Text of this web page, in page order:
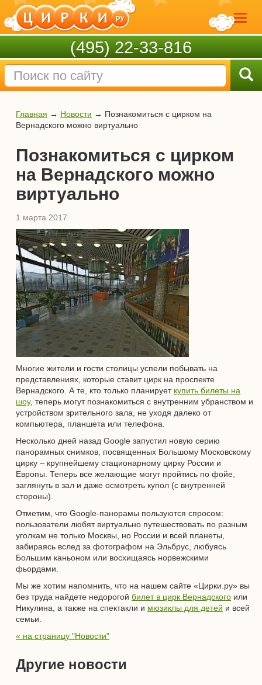
(495) 22-33-816
Главная → Новости → Познакомиться с цирком на
Вернадского можно виртуально
Познакомиться с цирком
на Вернадского можно
виртуально
1 марта 2017
Многие жители и гости столицы успели побывать на
представлениях, которые ставит цирк на проспекте
Вернадского. А те, кто только планирует купить билеты на
шоу, теперь могут познакомиться с внутренним убранством и
устройством зрительного зала, не уходя далеко от
компьютера, планшета или телефона.
Несколько дней назад Google запустил новую серию
панорамных снимков, посвященных Большому Московскому
цирку – крупнейшему стационарному цирку России и
Европы. Теперь все желающие могут пройтись по фойе,
заглянуть в зал и даже осмотреть купол (с внутренней
стороны).
Отметим, что Google-панорамы пользуются спросом:
пользователи любят виртуально путешествовать по разным
уголкам не только Москвы, но России и всей планеты,
забираясь вслед за фотографом на Эльбрус, любуясь
Большим каньоном или восхищаясь норвежскими
фьордами.
Мы же хотим напомнить, что на нашем сайте «Цирки.ру» вы
без труда найдете недорогой билет в цирк Вернадского или
Никулина, а также на спектакли и мюзиклы для детей и всей
семьи.
« на страницу "Новости"
Другие новости